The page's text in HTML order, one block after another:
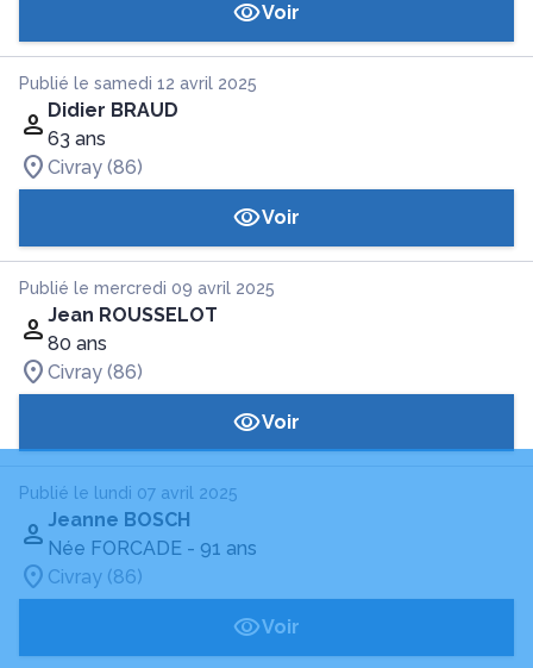
Voir
Publié le samedi 12 avril 2025
Didier BRAUD
63 ans
Civray (86)
Voir
Publié le mercredi 09 avril 2025
Jean ROUSSELOT
80 ans
Civray (86)
Voir
Publié le lundi 07 avril 2025
Jeanne BOSCH
Née FORCADE - 91 ans
Civray (86)
Voir